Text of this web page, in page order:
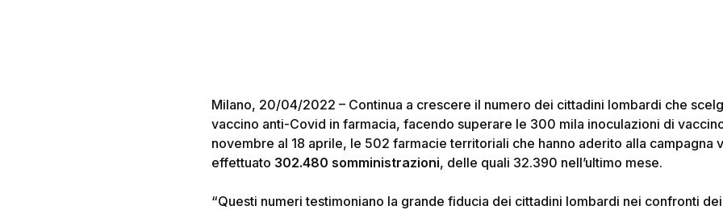
Milano, 20/04/2022 – Continua a crescere il numero dei cittadini lombardi che
vaccino anti-Covid in farmacia, facendo superare le 300 mila inoculazioni di
novembre al 18 aprile, le 502 farmacie territoriali che hanno aderito alla campagna
effettuato 302.480 somministrazioni, delle quali 32.390 nell’ultimo mese.
“Questi numeri testimoniano la grande fiducia dei cittadini lombardi nei confronti